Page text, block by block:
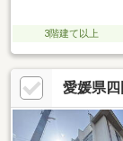
3階建て以上
愛媛県